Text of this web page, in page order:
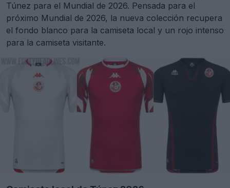
Túnez para el Mundial de 2026. Pensada para el
próximo Mundial de 2026, la nueva colección recupera
el fondo blanco para la camiseta local y un rojo intenso
para la camiseta visitante.